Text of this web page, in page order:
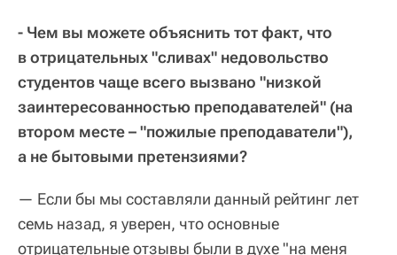
- Чем вы можете объяснить тот факт, что
в отрицательных "сливах" недовольство
студентов чаще всего вызвано "низкой
заинтересованностью преподавателей" (на
втором месте – "пожилые преподаватели"),
а не бытовыми претензиями?
— Если бы мы составляли данный рейтинг лет
семь назад, я уверен, что основные
отрицательные отзывы были в духе "на меня